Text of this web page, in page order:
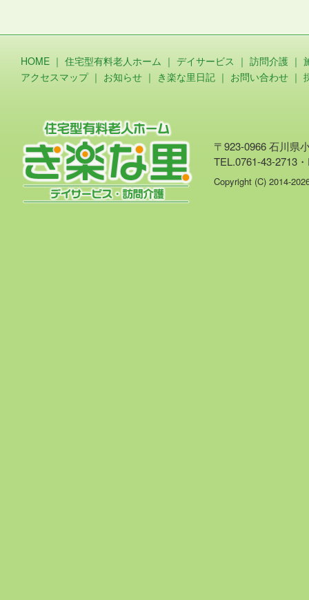
HOME ｜ 住宅型有料老人ホーム ｜ デイサービス ｜ 訪問介護 ｜
アクセスマップ｜ お知らせ ｜ き楽な里日記 ｜ お問い合わせ ｜
〒923-0966 石川県
TEL.0761-43-2713
Copyright (C) 2014-